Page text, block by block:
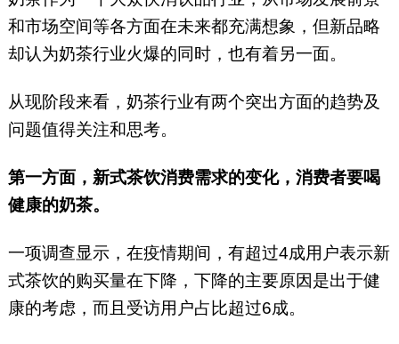
和市场空间等各方面在未来都充满想象，但新品略
却认为奶茶行业火爆的同时，也有着另一面。
从现阶段来看，奶茶行业有两个突出方面的趋势及
问题值得关注和思考。
第一方面，新式茶饮消费需求的变化，消费者要喝
健康的奶茶。
一项调查显示，在疫情期间，有超过4成用户表示新
式茶饮的购买量在下降，下降的主要原因是出于健
康的考虑，而且受访用户占比超过6成。